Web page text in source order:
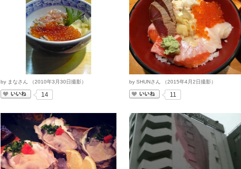
by まなさん （2010年3 月30日撮影）
いいね
14
by SHUNさん （2015年4月2日撮影）
いいね
11